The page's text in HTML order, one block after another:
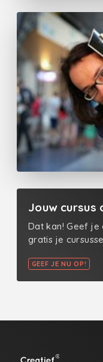
Jouw cursus
Dat kan! Geef
gratis je
GEEF JE NU OP!